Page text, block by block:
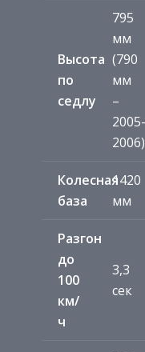
Высота
по
седлу
795
мм
(790
мм
–
2005-
2006)
Колесная
база
1420
мм
Разгон
до
100
км/
ч
3,3
сек